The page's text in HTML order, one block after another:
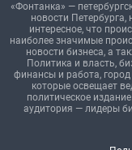
«Фонтанка» —
новости Петербурга,
интересное, что
наиболее значимые
новости бизнеса, а
Политика и власть,
финансы и работа,
которые освещает
политическое
аудитория — лидеры